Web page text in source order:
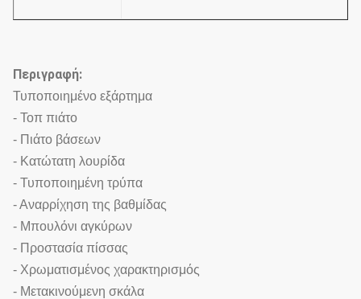
Περιγραφή:
Τυποποιημένο εξάρτημα
- Τοπ πιάτο
- Πιάτο βάσεων
- Κατώτατη λουρίδα
- Τυποποιημένη τρύπα
- Αναρρίχηση της βαθμίδας
- Μπουλόνι αγκύρων
- Προστασία πίσσας
- Χρωματισμένος χαρακτηρισμός
- Μετακινούμενη σκάλα